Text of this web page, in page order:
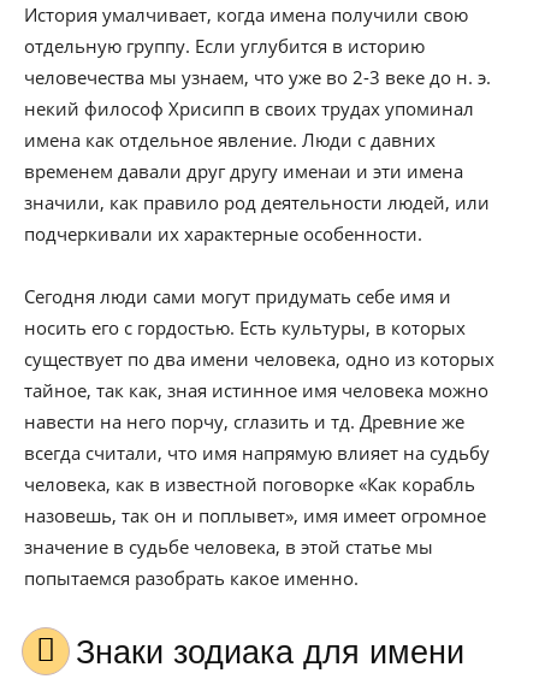
История умалчивает, когда имена получили свою
отдельную группу. Если углубится в историю
человечества мы узнаем, что уже во 2-3 веке до н. э.
некий философ Хрисипп в своих трудах упоминал
имена как отдельное явление. Люди с давних
временем давали друг другу именаи и эти имена
значили, как правило род деятельности людей, или
подчеркивали их характерные особенности.
Сегодня люди сами могут придумать себе имя и
носить его с гордостью. Есть культуры, в которых
существует по два имени человека, одно из которых
тайное, так как, зная истинное имя человека можно
навести на него порчу, сглазить и тд. Древние же
всегда считали, что имя напрямую влияет на судьбу
человека, как в известной поговорке «Как корабль
назовешь, так он и поплывет», имя имеет огромное
значение в судьбе человека, в этой статье мы
попытаемся разобрать какое именно.
Знаки зодиака для имени